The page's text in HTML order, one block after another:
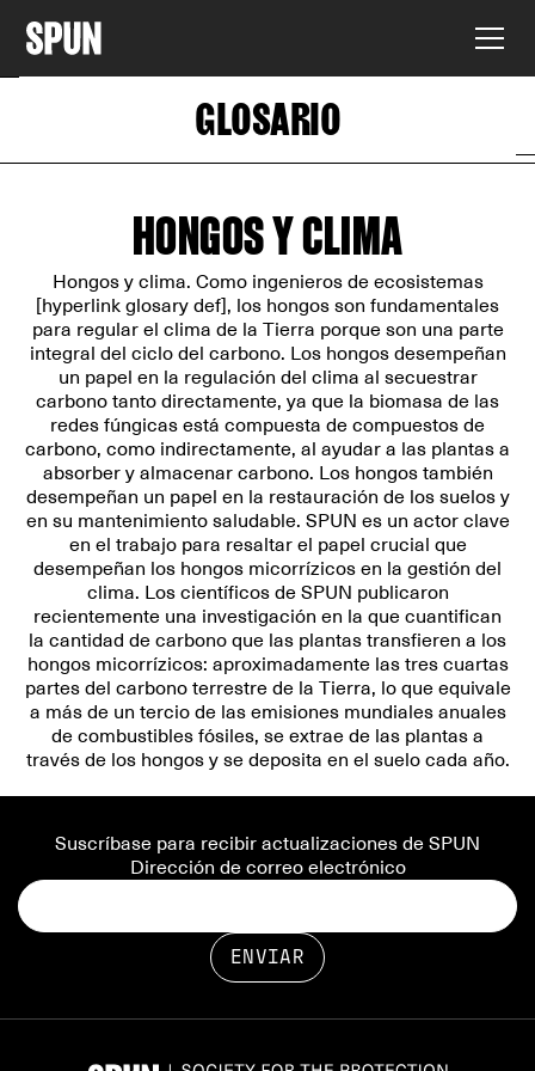
GLOSARIO
HONGOS Y CLIMA
Hongos y clima. Como ingenieros de ecosistemas
[hyperlink glosary def], los hongos son fundamentales
para regular el clima de la Tierra porque son una parte
integral del ciclo del carbono. Los hongos desempeñan
un papel en la regulación del clima al secuestrar
carbono tanto directamente, ya que la biomasa de las
redes fúngicas está compuesta de compuestos de
carbono, como indirectamente, al ayudar a las plantas a
absorber y almacenar carbono. Los hongos también
desempeñan un papel en la restauración de los suelos y
en su mantenimiento saludable. SPUN es un actor clave
en el trabajo para resaltar el papel crucial que
desempeñan los hongos micorrízicos en la gestión del
clima. Los científicos de SPUN publicaron
recientemente una investigación en la que cuantifican
la cantidad de carbono que las plantas transfieren a los
hongos micorrízicos: aproximadamente las tres cuartas
partes del carbono terrestre de la Tierra, lo que equivale
a más de un tercio de las emisiones mundiales anuales
de combustibles fósiles, se extrae de las plantas a
través de los hongos y se deposita en el suelo cada año.
Suscríbase para recibir actualizaciones de SPUN
Dirección de correo electrónico